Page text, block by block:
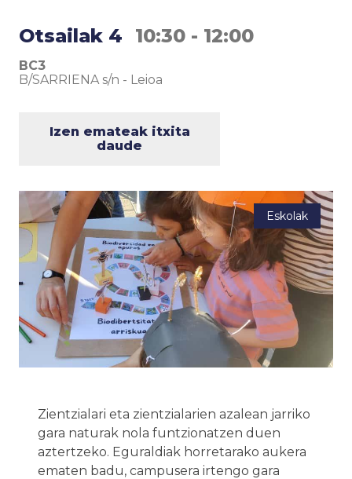
Otsailak 4 10:30 - 12:00
BC3
B/SARRIENA s/n - Leioa
Izen emateak itxita
daude
Eskolak
Zientzialari eta zientzialarien azalean jarriko
gara naturak nola funtzionatzen duen
aztertzeko. Eguraldiak horretarako aukera
ematen badu, campusera irtengo gara